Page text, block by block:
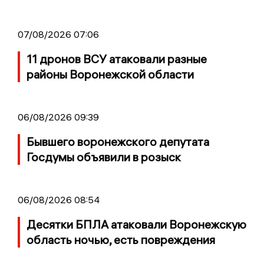
07/08/2026 07:06
11 дронов ВСУ атаковали разные
районы Воронежской области
06/08/2026 09:39
Бывшего воронежского депутата
Госдумы объявили в розыск
06/08/2026 08:54
Десятки БПЛА атаковали Воронежскую
область ночью, есть повреждения